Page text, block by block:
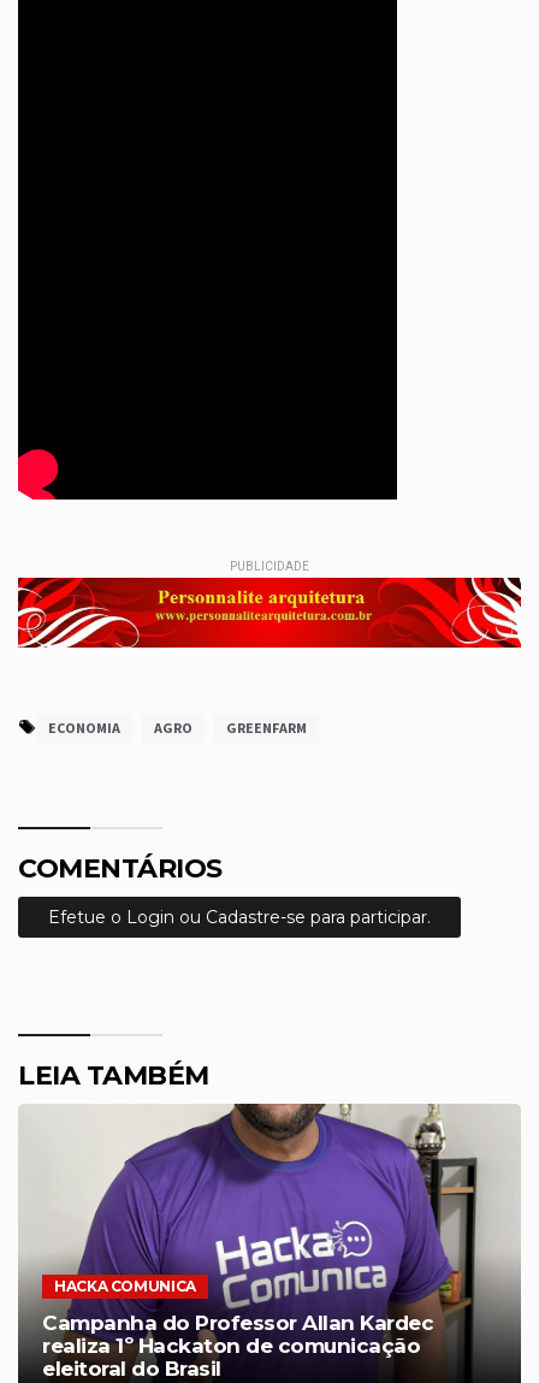
PUBLICIDADE
ECONOMIA AGRO GREENFARM
COMENTÁRIOS
Efetue o Login ou Cadastre-se para participar.
LEIA TAMBÉM
HACKA COMUNICA
Campanha do Professor Allan Kardec
realiza 1º Hackaton de comunicação
eleitoral do Brasil